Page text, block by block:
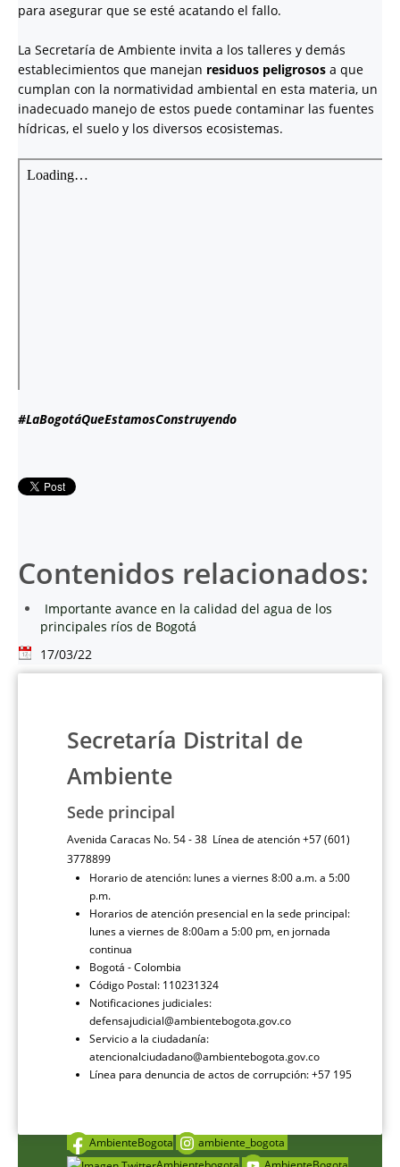
para asegurar que se esté acatando el fallo.
La Secretaría de Ambiente invita a los talleres y demás
establecimientos que manejan residuos peligrosos a que
cumplan con la normatividad ambiental en esta materia, un
inadecuado manejo de estos puede contaminar las fuentes
hídricas, el suelo y los diversos ecosistemas.
#LaBogotáQueEstamosConstruyendo
Contenidos relacionados:
Importante avance en la calidad del agua de los
principales ríos de Bogotá
17/03/22
Secretaría Distrital de
Ambiente
Sede principal
Avenida Caracas No. 54 - 38 Línea de atención +57 (601)
3778899
Horario de atención: lunes a viernes 8:00 a.m. a 5:00
p.m.
Horarios de atención presencial en la sede principal:
lunes a viernes de 8:00am a 5:00 pm, en jornada
continua
Bogotá - Colombia
Código Postal: 110231324
Notificaciones judiciales:
defensajudicial@ambientebogota.gov.co
Servicio a la ciudadanía:
atencionalciudadano@ambientebogota.gov.co
Línea para denuncia de actos de corrupción: +57 195
AmbienteBogota
ambiente_bogota